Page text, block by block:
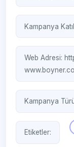
Kampanya
Web Adresi:
Kampanya
Etiketler: